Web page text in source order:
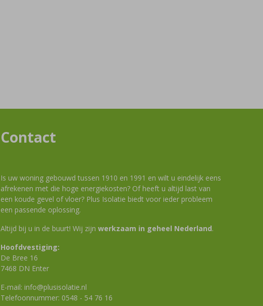
Contact
Is uw woning gebouwd tussen 1910 en 1991 en wilt u eindelijk eens
afrekenen met die hoge energiekosten? Of heeft u altijd last van
een koude gevel of vloer? Plus Isolatie biedt voor ieder probleem
een passende oplossing.
Altijd bij u in de buurt! Wij zijn werkzaam in geheel Nederland.
Hoofdvestiging:
De Bree 16
7468 DN Enter
E-mail: info@plusisolatie.nl
Telefoonnummer: 0548 - 54 76 16